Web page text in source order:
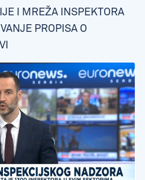
I MREŽA INSPEKTORA
PROPISA O